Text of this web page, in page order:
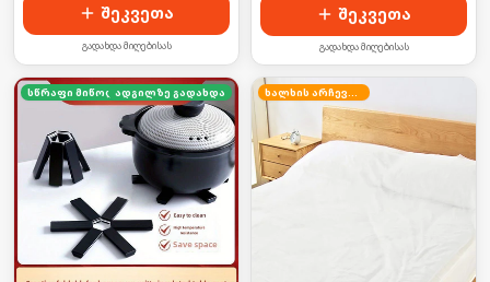
შეკვეთა
გადახდა მიღებისას
შეკვეთა
გადახდა მიღებისას
სწრაფი მიწოდება
ადგილზე გადახდა ხალხის არჩევანი